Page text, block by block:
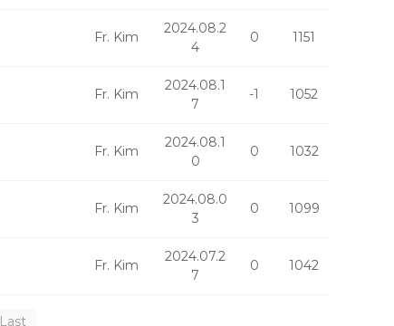
Fr. Kim
2024.08.2
4
0 1151
Fr. Kim
2024.08.1
7
-1 1052
Fr. Kim
2024.08.1
0
0 1032
Fr. Kim
2024.08.0
3
0 1099
Fr. Kim
2024.07.2
7
0 1042
Last